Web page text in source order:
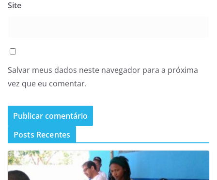
Site
Salvar meus dados neste navegador para a próxima
vez que eu comentar.
Posts Recentes